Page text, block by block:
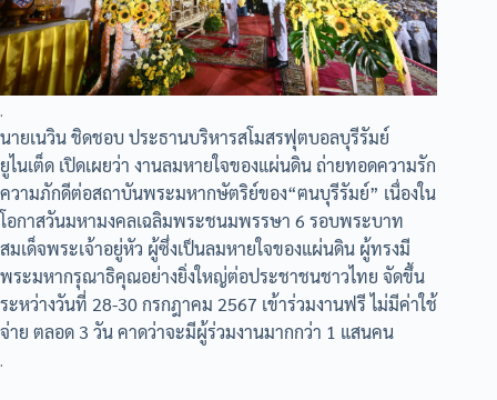
.
นายเนวิน ชิดชอบ ประธานบริหารสโมสรฟุตบอลบุรีรัมย์
ยูไนเต็ด เปิดเผยว่า งานลมหายใจของแผ่นดิน ถ่ายทอดความรัก
ความภักดีต่อสถาบันพระมหากษัตริย์ของ“ฅนบุรีรัมย์” เนื่องใน
โอกาสวันมหามงคลเฉลิมพระชนมพรรษา 6 รอบพระบาท
สมเด็จพระเจ้าอยู่หัว ผู้ซึ่งเป็นลมหายใจของแผ่นดิน ผู้ทรงมี
พระมหากรุณาธิคุณอย่างยิ่งใหญ่ต่อประชาชนชาวไทย จัดขึ้น
ระหว่างวันที่ 28-30 กรกฎาคม 2567 เข้าร่วมงานฟรี ไม่มีค่าใช้
จ่าย ตลอด 3 วัน คาดว่าจะมีผู้ร่วมงานมากกว่า 1 แสนคน
.